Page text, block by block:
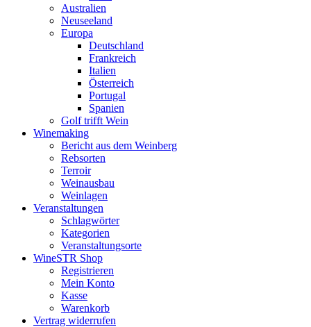
Australien
Neuseeland
Europa
Deutschland
Frankreich
Italien
Österreich
Portugal
Spanien
Golf trifft Wein
Winemaking
Bericht aus dem Weinberg
Rebsorten
Terroir
Weinausbau
Weinlagen
Veranstaltungen
Schlagwörter
Kategorien
Veranstaltungsorte
WineSTR Shop
Registrieren
Mein Konto
Kasse
Warenkorb
Vertrag widerrufen